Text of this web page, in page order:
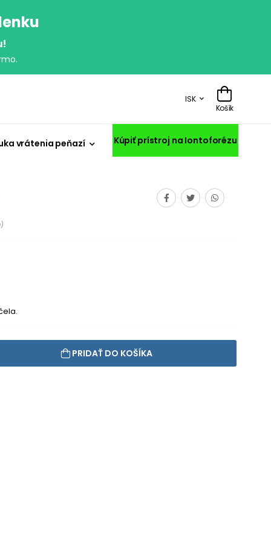
ISK
Košík
vrátenia peňazí Kúpiť prístroj na Iontoforézu
PRIDAŤ DO KOŠÍKA